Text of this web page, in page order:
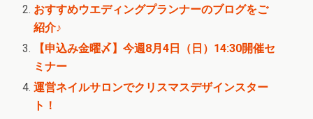
おすすめウエディングプランナーのブログをご
紹介♪
【申込み金曜〆】今週8月4日（日）14:30開催セ
ミナー
運営ネイルサロンでクリスマスデザインスター
ト！